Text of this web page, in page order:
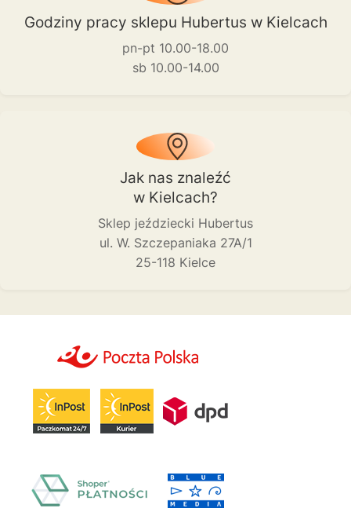
Godziny pracy sklepu Hubertus w Kielcach
pn-pt 10.00-18.00
sb 10.00-14.00
Jak nas znaleźć
w Kielcach?
Sklep jeździecki Hubertus
ul. W. Szczepaniaka 27A/1
25-118 Kielce